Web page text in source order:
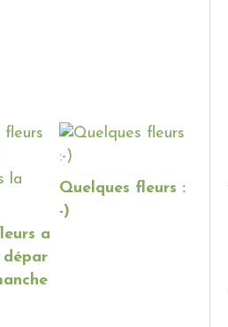
a
Quelques fleurs :
-)